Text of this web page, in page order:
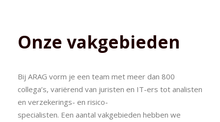
Onze vakgebieden
Bij ARAG vorm je een team met meer dan 800
collega’s, variërend van juristen en IT-ers tot analisten
en verzekerings- en risico-
specialisten. Een aantal vakgebieden hebben we